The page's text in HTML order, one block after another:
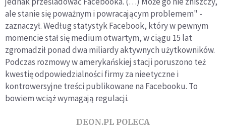
ale stanie się poważnym i powracającym problemem" -
zaznaczył. Według statystyk Facebook, który w pewnym
momencie stał się medium otwartym, w ciągu 15 lat
zgromadził ponad dwa miliardy aktywnych użytkowników.
Podczas rozmowy w amerykańskiej stacji poruszono też
kwestię odpowiedzialności firmy za nieetyczne i
kontrowersyjne treści publikowane na Facebooku. To
bowiem wciąż wymagają regulacji.
DEON.PL POLECA